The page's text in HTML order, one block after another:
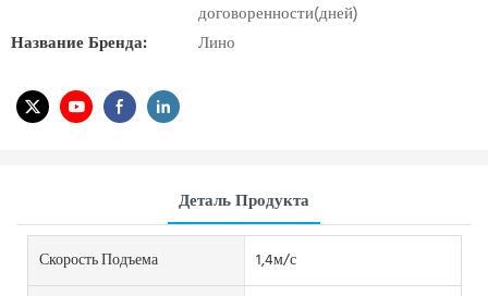
договоренности(дней)
Название Бренда:
Лино
Деталь Продукта
Скорость Подъема
1,4м/с